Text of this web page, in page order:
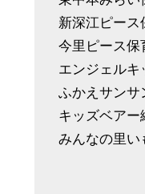
新深江ピース
今里ピース保
エンジェルキ
ふかえサンサ
キッズベアー
みんなの里い